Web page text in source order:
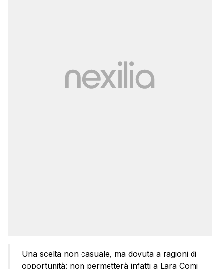
Una scelta non casuale, ma dovuta a ragioni di
opportunità: non permetterà infatti a Lara Comi